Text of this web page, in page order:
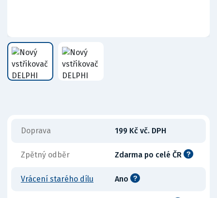
Doprava 199 Kč vč. DPH
Zpětný odběr Zdarma po celé ČR
Vrácení starého dílu Ano